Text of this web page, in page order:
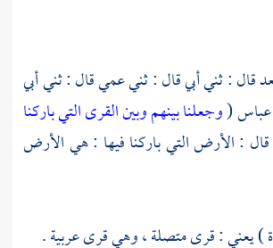
قال : ثني أبي قال : ثني عمي قال : ثني أبي
(وجعلنا بينهم وبين القرى التي باركنا
: الأرض التي باركنا فيها : هي الأرض
) يعني : قرى متصلة ، وهي قرى عربية .